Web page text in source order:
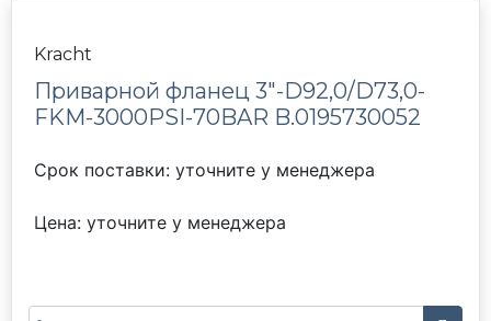
Kracht
Приварной фланец 3"-D92,0/D73,0-
FKM-3000PSI-70BAR B.0195730052
Срок поставки: уточните у менеджера
Цена: уточните у менеджера